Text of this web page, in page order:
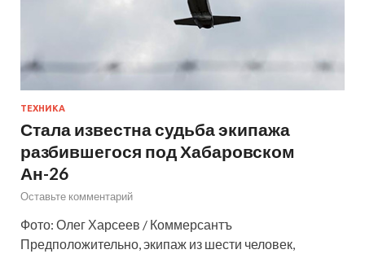
ТЕХНИКА
Стала известна судьба экипажа
разбившегося под Хабаровском
Ан-26
Оставьте комментарий
Фото: Олег Харсеев / Коммерсантъ
Предположительно, экипаж из шести человек,